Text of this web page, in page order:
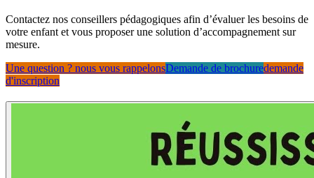
Contactez nos conseillers pédagogiques afin d’évaluer les besoins de
votre enfant et vous proposer une solution d’accompagnement sur
mesure.
Une question ? nous vous rappelonsDemande de brochuredemande
d'inscription